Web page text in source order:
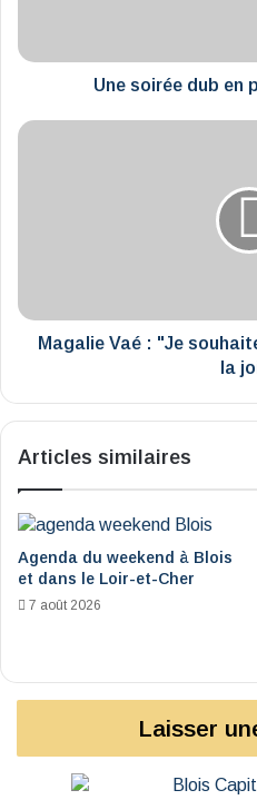
Une soirée dub en
Magalie
et
Magalie Vaé : "Je
la
Articles similaires
Agenda du weekend à Blois
et dans le Loir-et-Cher
7 août 2026
Laisser